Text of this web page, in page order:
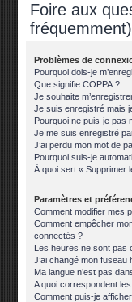
Foire aux
fréquemment)
Problèmes de
Pourquoi dois-je
Que signifie COPPA ?
Je souhaite
Je suis enregistré mais
Pourquoi ne puis-je pas
Je me suis enregistré
J’ai perdu mon mot de
Pourquoi suis-je
À quoi sert « Supprimer
Paramètres et
Comment modifier mes
Comment empêcher
connectés ?
Les heures ne sont pas
J’ai changé mon fuseau
Ma langue n’est pas
A quoi correspondent
Comment puis-je